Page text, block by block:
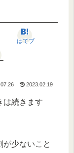
はてブ
2023.02.19
は続きます
が少ないこと